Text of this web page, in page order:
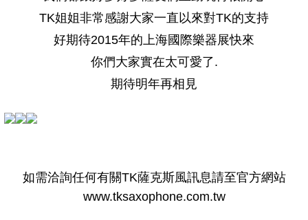
TK姐姐非常感謝大家一直以來對TK的支持
好期待2015年的上海國際樂器展快來
你們大家實在太可愛了.
期待明年再相見
如需洽詢任何有關TK薩克斯風訊息請至官方網站
www.tksaxophone.com.tw